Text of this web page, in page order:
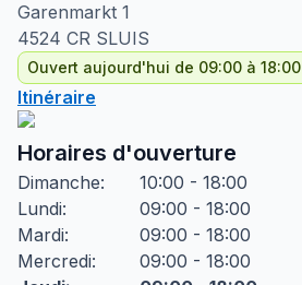
Garenmarkt 1
4524 CR SLUIS
Ouvert aujourd'hui de 09:00 à 18:00
Itinéraire
Horaires d'ouverture
Dimanche:
10:00 - 18:00
Lundi:
09:00 - 18:00
Mardi:
09:00 - 18:00
Mercredi:
09:00 - 18:00